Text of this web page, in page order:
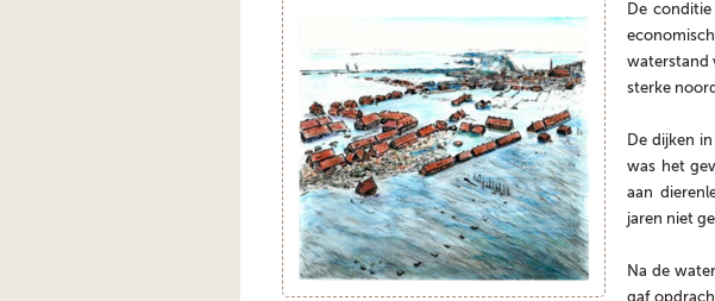
De
waterstand
sterke
De dijken
was het
aan
jaren niet
Na de
gaf